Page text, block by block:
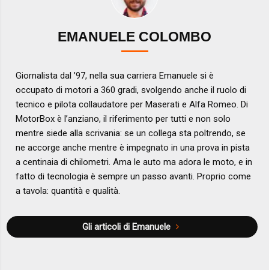
EMANUELE COLOMBO
Giornalista dal ’97, nella sua carriera Emanuele si è
occupato di motori a 360 gradi, svolgendo anche il ruolo di
tecnico e pilota collaudatore per Maserati e Alfa Romeo. Di
MotorBox è l’anziano, il riferimento per tutti e non solo
mentre siede alla scrivania: se un collega sta poltrendo, se
ne accorge anche mentre è impegnato in una prova in pista
a centinaia di chilometri. Ama le auto ma adora le moto, e in
fatto di tecnologia è sempre un passo avanti. Proprio come
a tavola: quantità e qualità.
Gli articoli di Emanuele